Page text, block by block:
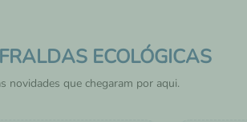
ECOLÓGICAS
novidades que chegaram por aqui.